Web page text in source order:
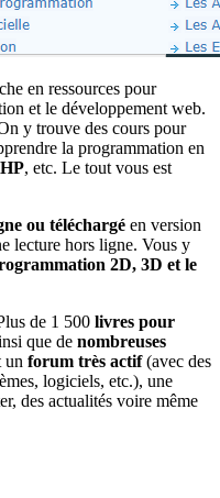
en ressources pour
et le développement web.
y trouve des cours pour
la programmation en
, etc. Le tout vous est
ou téléchargé en version
lecture hors ligne. Vous y
2D, 3D et le
de 1 500 livres pour
que de nombreuses
un forum très actif(avec des
logiciels, etc.), une
des actualités voire même